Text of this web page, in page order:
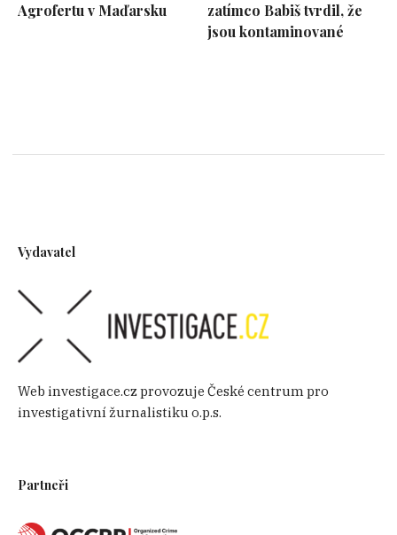
Agrofertu v Maďarsku
zatímco Babiš tvrdil, že
jsou kontaminované
Vydavatel
Web investigace.cz provozuje České centrum pro
investigativní žurnalistiku o.p.s.
Partneři